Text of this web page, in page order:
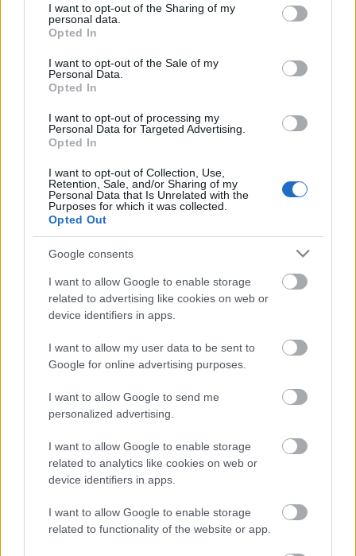
not limited to your visit or usage behaviour. You may click to
grant or deny consent to Google and its third-party tags to
use your data for below specified purposes in below Google
consent section.
I want to opt-out of the Sharing of my
personal data.
Opted In
I want to opt-out of the Sale of my
Personal Data.
Opted In
I want to opt-out of processing my
Personal Data for Targeted Advertising.
Opted In
I want to opt-out of Collection, Use,
Retention, Sale, and/or Sharing of my
Personal Data that Is Unrelated with the
Purposes for which it was collected.
Opted Out
Google consents
I want to allow Google to enable storage
related to advertising like cookies on web or
device identifiers in apps.
I want to allow my user data to be sent to
Google for online advertising purposes.
I want to allow Google to send me
personalized advertising.
I want to allow Google to enable storage
related to analytics like cookies on web or
device identifiers in apps.
I want to allow Google to enable storage
related to functionality of the website or app.
A nagy Facebook-leállás közösségi
amplitúdója
hírbehozó•2010. szeptember 03.
A GeoX megmérte a múltkori Facebook-leállás
napján keletkezett pozitív és negatív twitek számát. A
Facebook lehalása.Nagyobb verzióért katt a képre!A
hasonló vizualizációkból azt tanulhatjuk meg, hogy
ma már nem csak az uptime…
Három év alatt átalakult a Web 2.0
térképe
hírbehozó•2010. augusztus 06.
Biztos vannak, akik emlékeznek még az xkcd 2007-es
térképére. Na, most elkészült a 2010-es verzió.
világbirodalmak emelkednek, és régiek tűnnek el. A
MySpace és a Yahoo világuralmat felváltotta a